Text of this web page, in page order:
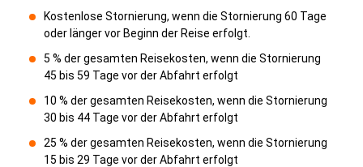
Kostenlose Stornierung, wenn die Stornierung 60 Tage
oder länger vor Beginn der Reise erfolgt.
5 % der gesamten Reisekosten, wenn die Stornierung
45 bis 59 Tage vor der Abfahrt erfolgt
10 % der gesamten Reisekosten, wenn die Stornierung
30 bis 44 Tage vor der Abfahrt erfolgt
25 % der gesamten Reisekosten, wenn die Stornierung
15 bis 29 Tage vor der Abfahrt erfolgt